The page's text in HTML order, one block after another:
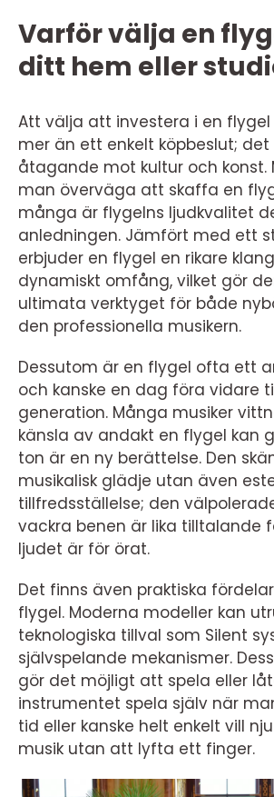
Varför välja en
ditt hem eller
Att välja att investera i en
mer än ett enkelt köpbeslut; det
åtagande mot kultur och konst.
man överväga att skaffa en
många är flygelns ljudkvalitet
anledningen. Jämfört med ett
erbjuder en flygel en rikare
dynamiskt omfång, vilket gör
ultimata verktyget för både
den professionella musikern.
Dessutom är en flygel ofta ett
och kanske en dag föra vidare
generation. Många musiker
känsla av andakt en flygel kan
ton är en ny berättelse. Den
musikalisk glädje utan även
tillfredsställelse; den
vackra benen är lika tilltalande
ljudet är för örat.
Det finns även praktiska
flygel. Moderna modeller kan
teknologiska tillval som Silent
självspelande mekanismer.
gör det möjligt att spela eller
instrumentet spela själv när
tid eller kanske helt enkelt vill
musik utan att lyfta ett finger.